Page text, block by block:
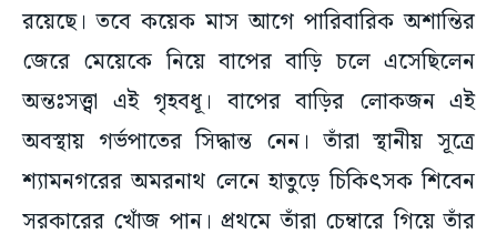
রয়েছে। তবে কয়েক মাস আগে পারিবারিক অশান্তির
জেরে মেয়েকে নিয়ে বাপের বাড়ি চলে এসেছিলেন
অন্তঃসত্ত্বা এই গৃহবধূ। বাপের বাড়ির লোকজন এই
অবস্থায় গর্ভপাতের সিদ্ধান্ত নেন। তাঁরা স্থানীয় সূত্রে
শ্যামনগরের অমরনাথ লেনে হাতুড়ে চিকিৎসক শিবেন
সরকারের খোঁজ পান। প্রথমে তাঁরা চেম্বারে গিয়ে তাঁর